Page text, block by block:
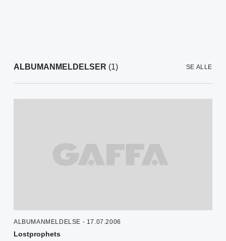
ALBUMANMELDELSER (1) SE ALLE
ALBUMANMELDELSE - 17.07.2006
Lostprophets